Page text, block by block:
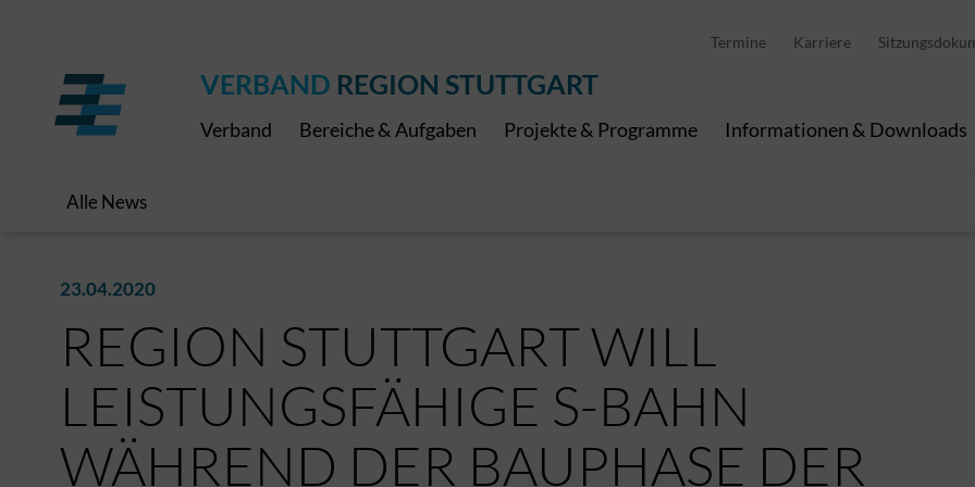
Termine Karriere
VERBAND REGION STUTTGART
Verband Bereiche & Aufgaben Projekte & Programme Informationen & Downloads
Alle News
23.04.2020
REGION STUTTGART WILL
LEISTUNGSFÄHIGE S-BAHN
WÄHREND DER BAUPHASE DER